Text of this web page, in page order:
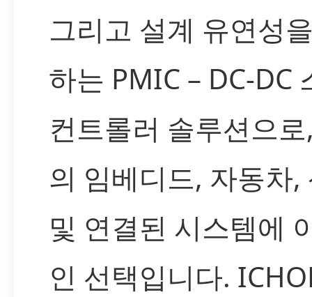
그리고 설계 유연성
하는 PMIC – DC-DC
컨트롤러 솔루션으
의 임베디드, 자동차,
및 연결된 시스템에
인 선택입니다.